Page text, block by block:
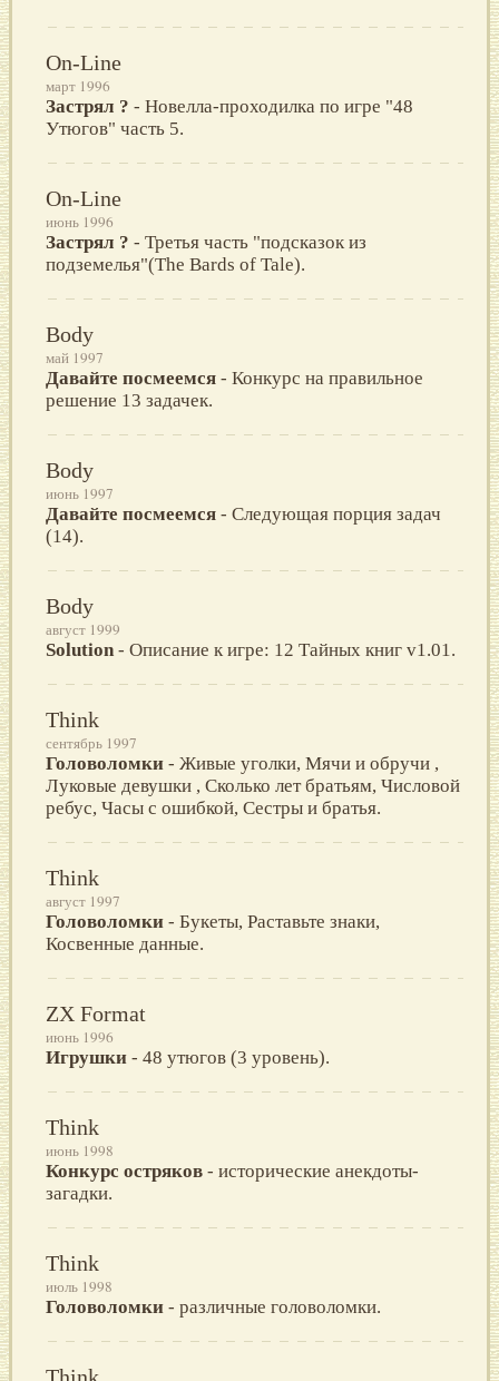
On-Line
март 1996
Застрял ? - Новелла-проходилка по игре "48
Утюгов" часть 5.
On-Line
июнь 1996
Застрял ? - Третья часть "подсказок из
подземелья"(The Bards of Tale).
Body
май 1997
Давайте посмеемся - Конкурс на правильное
решение 13 задачек.
Body
июнь 1997
Давайте посмеемся - Следующая порция задач
(14).
Body
август 1999
Solution - Описание к игре: 12 Тайных книг v1.01.
Think
сентябрь 1997
Головоломки - Живые уголки, Мячи и обручи ,
Луковые девушки , Сколько лет братьям, Числовой
ребус, Часы с ошибкой, Сестры и братья.
Think
август 1997
Головоломки - Букеты, Раставьте знаки,
Косвенные данные.
ZX Format
июнь 1996
Игрушки - 48 утюгов (3 уровень).
Think
июнь 1998
Конкурс остряков - исторические анекдоты-
загадки.
Think
июль 1998
Головоломки - различные головоломки.